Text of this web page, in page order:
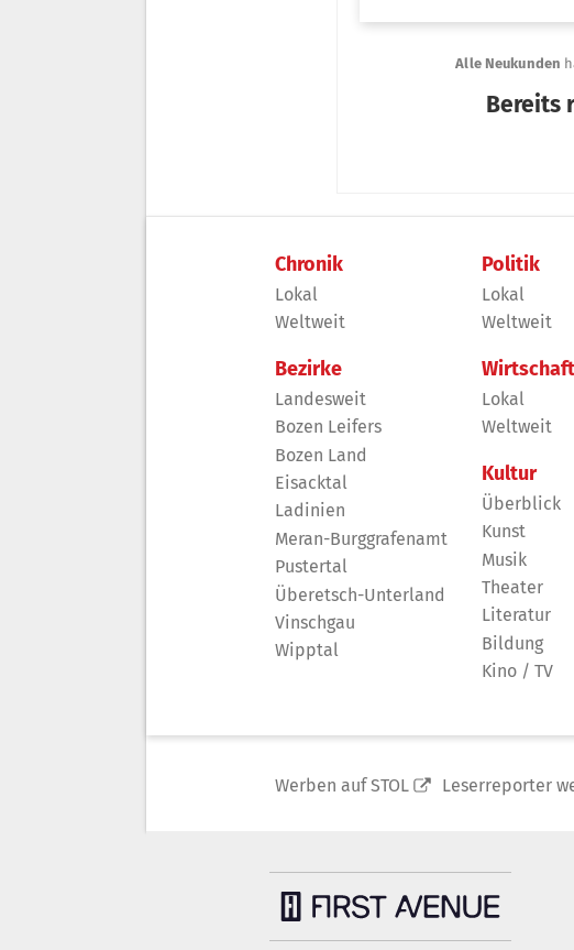
Chronik
Lokal
Weltweit
Bezirke
Landesweit
Bozen Leifers
Bozen Land
Eisacktal
Ladinien
Meran-Burggrafenamt
Pustertal
Überetsch-Unterland
Vinschgau
Wipptal
Politik
Lokal
Weltweit
Wirtschaft
Lokal
Weltweit
Kultur
Überblick
Kunst
Musik
Theater
Literatur
Bildung
Kino / TV
Werben auf STOL Leserreporter